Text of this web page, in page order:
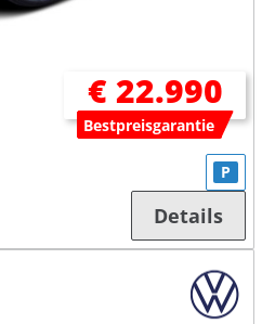
€ 22.990
Bestpreisgarantie
P
Details